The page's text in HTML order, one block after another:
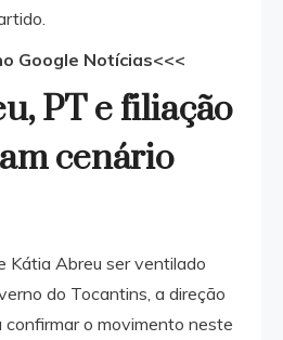
Google Notícias<<<
PT e filiação
cenário
Kátia Abreu ser ventilado
do Tocantins, a direção
o movimento neste